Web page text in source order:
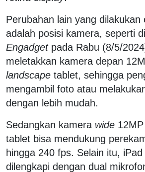
Perubahan lain yang dilakukan
adalah posisi kamera, seperti
Engadgetpada Rabu (8/5/
meletakkan kamera depan
landscape tablet, sehingga
mengambil foto atau
dengan lebih mudah.
Sedangkan kamera wide
tablet bisa mendukung
hingga 240 fps. Selain itu,
dilengkapi dengan dual